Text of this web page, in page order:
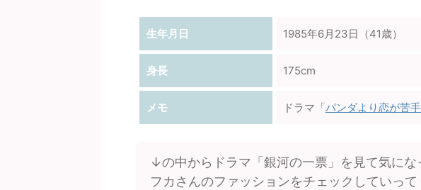
生年月日 1985年6月23日（41歳）
身長 175cm
メモ ドラマ「パンダより恋が苦
↓の中からドラマ「銀河の一票」を見て気にな
フカさんのファッションをチェックしていっ